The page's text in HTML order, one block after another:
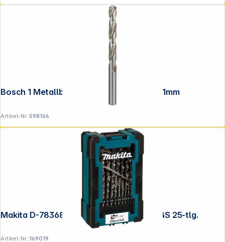
Bosch 1 Metallbohrer HSS-G 12,0x101x151mm
Artikel-Nr.:598166
Makita D-78368 Metallbohrer-Set HSS-GS 25-tlg.
Artikel-Nr.:169019
Copyright © 2001 - 2026 DGH - Alle Rechte vorbehalten.